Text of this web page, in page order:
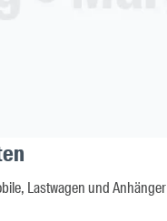
Lastwagen und Anhänger